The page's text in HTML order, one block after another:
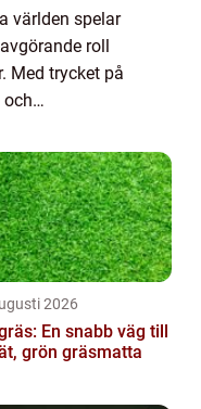
världen spelar
roll
Med trycket på
2026
En snabb väg till
grön gräsmatta